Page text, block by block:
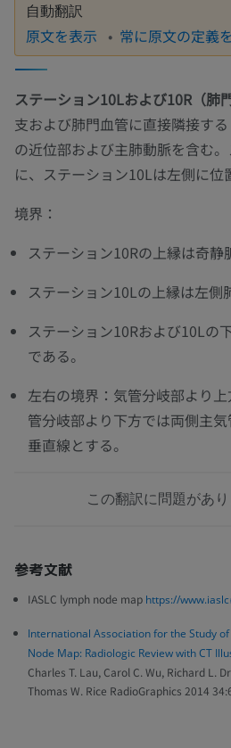
自動翻訳
原文を表示 常に原文の定義
ステーション10Lおよび10R（肺
支および肺門血管に直接隣接す
の近位部および主肺動脈を含む
に、ステーション10Lは左側に位
境界：
ステーション10Rの上縁は奇静
ステーション10Lの上縁は左側
ステーション10Rおよび10Lの
である。
左右の境界：気管分岐部より
管分岐部より下方では両側主
垂直線とする。
この翻訳に問題があり
参考文献
IASLC lymph node map https://www.iaslc
International Association for the Study of
Node Map: Radiologic Review with CT
Charles T. Lau, Carol C. Wu, Richard L.
Thomas W. Rice RadioGraphics 2014